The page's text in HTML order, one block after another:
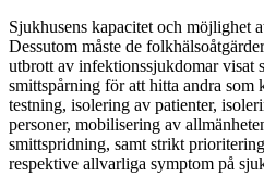
Sjukhusens kapacitet och möjlighet
Dessutom måste de
utbrott av infektionssjukdomar visat
smittspårning för att hitta andra som
testning, isolering av patienter,
personer, mobilisering av
smittspridning, samt strikt
respektive allvarliga symptom på